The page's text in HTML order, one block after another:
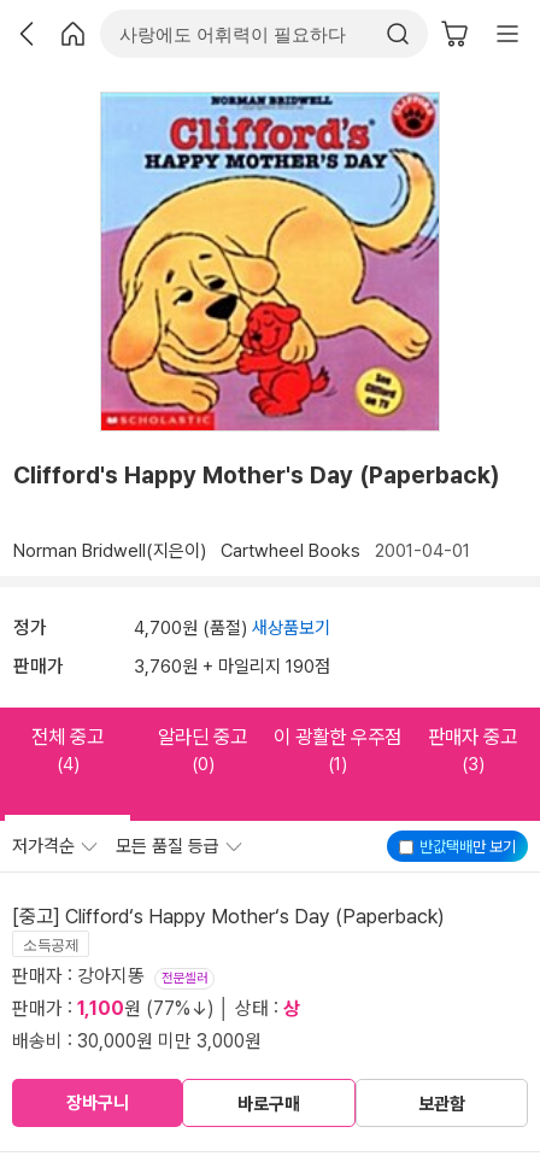
Clifford's Happy Mother's Day (Paperback)
Norman Bridwell(지은이) Cartwheel Books 2001-04-01
정가 4,700원 (품절) 새상품보기
판매가 3,760원 + 마일리지 190점
전체 중고
(4)
알라딘 중고
(0)
이 광활한 우주점
(1)
판매자 중고
(3)
반값택배만 보기
저가격순 모든 품질 등급
[중고] Clifford‘s Happy Mother‘s Day (Paperback)
소득공제
판매자 : 강아지똥 전문셀러
판매가 : 1,100원 (77%↓) │ 상태 : 상
배송비 : 30,000원 미만 3,000원
장바구니 바로구매 보관함